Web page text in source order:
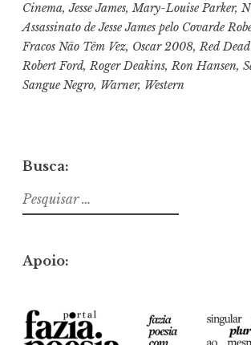
Cinema,Jesse James,Mary-Louise Parker,
Assassinato de Jesse James pelo Covarde
Fracos Não Têm Vez, Oscar 2008, Red
Robert Ford, Roger Deakins, Ron Hansen,
Sangue Negro, Warner, Western
Busca:
Pesquisar
por:
Apoio: